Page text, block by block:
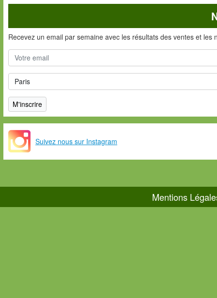
Recevez un email par semaine avec les résultats des ventes et
Suivez nous sur Instagram
Mentions